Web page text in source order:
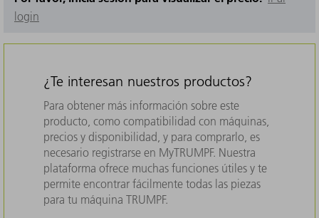
login
¿Te interesan nuestros productos?
Para obtener más información sobre este
producto, como compatibilidad con máquinas,
precios y disponibilidad, y para comprarlo, es
necesario registrarse en MyTRUMPF. Nuestra
plataforma ofrece muchas funciones útiles y te
permite encontrar fácilmente todas las piezas
para tu máquina TRUMPF.